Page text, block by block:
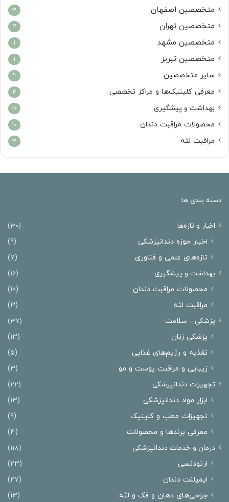
متخصصین اصفهان 3
متخصصین تهران 2
متخصصین مشهد 1
متخصصین تبریز 1
سایر متخصصین 9
معرفی کلینیک‌ها و مراکز تخصصی 4
بهداشت و پیشگیری 16
محصولات مراقبت دندان 10
مراقبت لثه 3
دسته بندی ها
اخبار و تازه‌ها (30)
اخبار حوزه دندانپزشکی
(9)
تازه‌های علمی و فناوری
(7)
بهداشت و پیشگیری (16)
محصولات مراقبت دندان
(10)
مراقبت لثه
(3)
پزشکی – سلامت (37)
پزشکی زنان
(13)
تغذیه و رژیم‌های غذایی
(5)
زیبایی و مراقبت پوست و مو
(3)
تجهیزات دندانپزشکی (22)
ابزار مواد دندانپزشکی
(13)
تجهیزات مطب و کلینیک
(9)
معرفی برندها و محصولات
(4)
درمان‌ و خدمات دندانپزشکی (118)
ارتودنسی
(23)
ایمپلنت دندان
(27)
جراحی‌های دهان و فک و لثه
(13)